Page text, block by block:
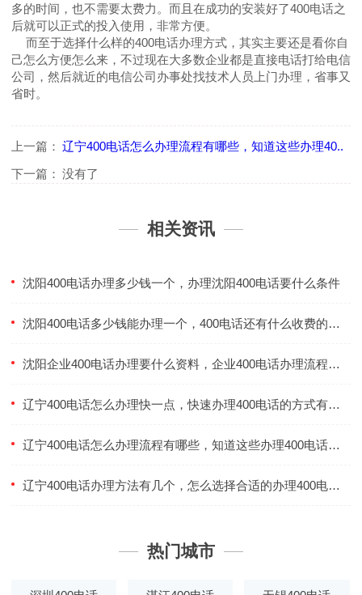
多的时间，也不需要太费力。而且在成功的安装好了400电话之
后就可以正式的投入使用，非常方便。
而至于选择什么样的400电话办理方式，其实主要还是看你自
己怎么方便怎么来，不过现在大多数企业都是直接电话打给电信
公司，然后就近的电信公司办事处找技术人员上门办理，省事又
省时。
上一篇： 辽宁400电话怎么办理流程有哪些，知道这些办理40..
下一篇： 没有了
相关资讯
沈阳400电话办理多少钱一个，办理沈阳400电话要什么条件
沈阳400电话多少钱能办理一个，400电话还有什么收费的功能
沈阳企业400电话办理要什么资料，企业400电话办理流程有什么
辽宁400电话怎么办理快一点，快速办理400电话的方式有什么
辽宁400电话怎么办理流程有哪些，知道这些办理400电话效率提高
辽宁400电话办理方法有几个，怎么选择合适的办理400电话方式
热门城市